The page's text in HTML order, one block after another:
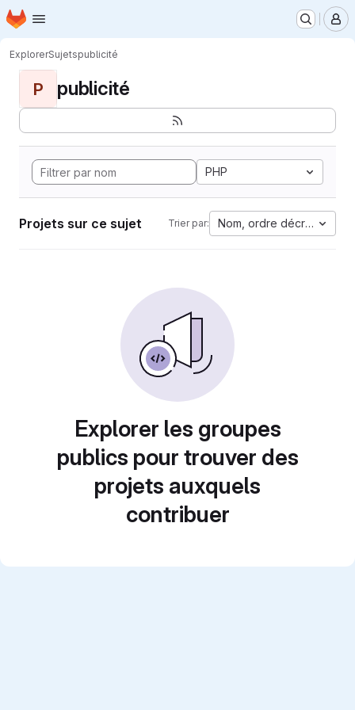
Passer au contenu principal
Page d'accueil
ExplorerSujetspublicité
P publicité
PHP
Projets sur ce sujet Trier par: Nom, ordre décroissant
Explorer les groupes
publics pour trouver des
projets auxquels
contribuer